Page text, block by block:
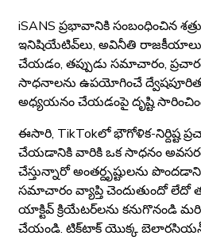
iSANS ప్రభావానికి సంబంధించిన
ఇనిషియేటివ్‌లు, అవినీతి
చేయడం, తప్పుడు సమాచారం,
సాధనాలను ఉపయోగించే
అధ్యయనం చేయడంపై దృష్టి
ఈసారి, TikTokలో భౌగోళిక-నిర్దిష్ట
చేయడానికి వారికి ఒక సాధనం
చేస్తున్నారో అంతర్దృష్టులను
సమాచారం వ్యాప్తి చెందుతుందో లేదో
యాక్టివ్ క్రియేటర్‌లను కనుగొనండి
చేయండి. టిక్‌టాక్ యొక్క